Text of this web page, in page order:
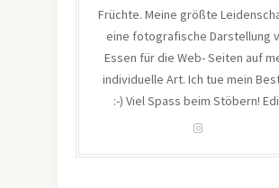
Früchte. Meine größte
eine fotografische Darstellung
Essen für die Web- Seiten auf
individuelle Art. Ich tue mein
:-) Viel Spass beim Stöbern!